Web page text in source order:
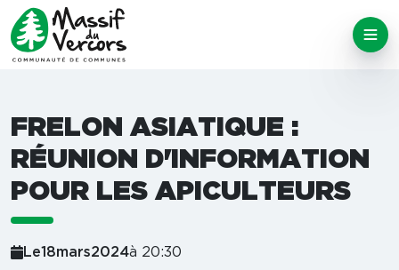
FRELON ASIATIQUE :
RÉUNION D'INFORMATION
POUR LES APICULTEURS
Le18mars2024à 20:30